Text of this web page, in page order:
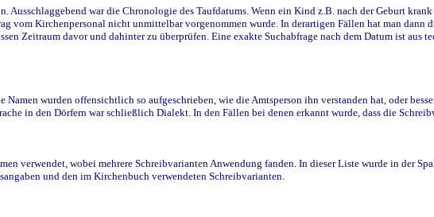
war die Chronologie des Taufdatums. Wenn ein Kind z.B. nach der Geburt
vom Kirchenpersonal nicht unmittelbar vorgenommen wurde. In derartigen Fällen hat man dann
Zeitraum davor und dahinter zu überprüfen. Eine exakte Suchabfrage nach dem Datum ist aus
wurden offensichtlich so aufgeschrieben, wie die Amtsperson ihn verstanden hat, oder
in den Dörfern war schließlich Dialekt. In den Fällen bei denen erkannt wurde, dass die
verwendet, wobei mehrere Schreibvarianten Anwendung fanden. In dieser Liste wurde in der
und den im Kirchenbuch verwendeten Schreibvarianten.